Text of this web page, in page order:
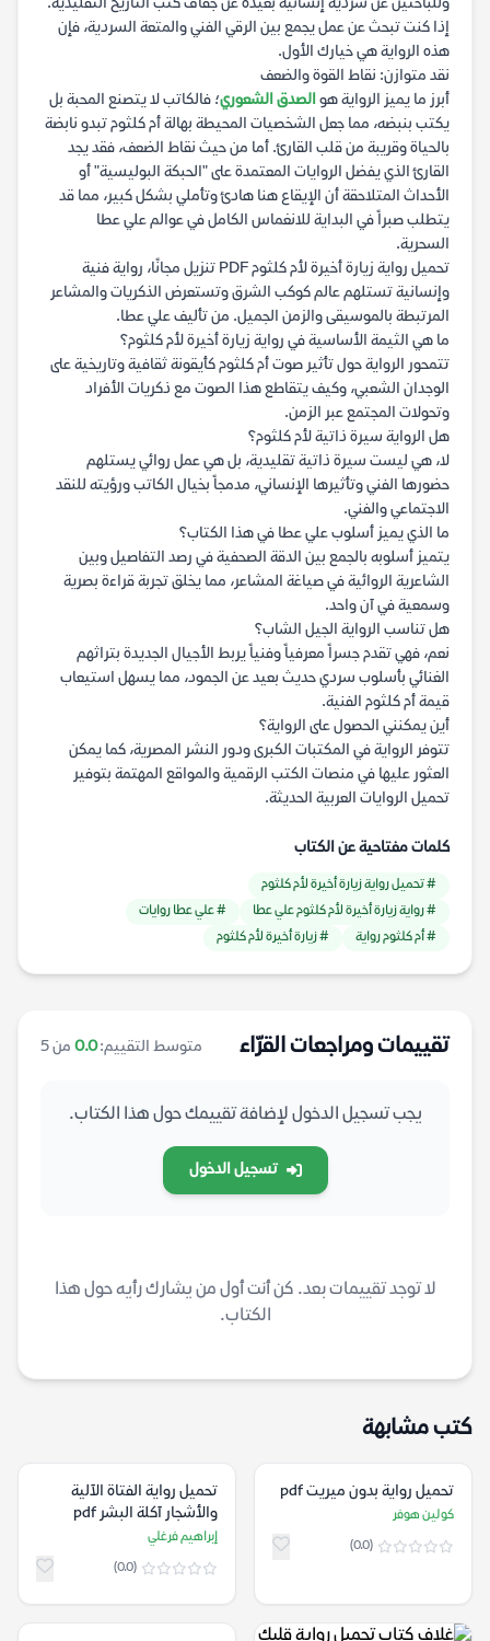
وللباحثين عن سردية إنسانية بعيدة عن جفاف كتب التاريخ التقليدية.
إذا كنت تبحث عن عمل يجمع بين الرقي الفني والمتعة السردية، فإن
هذه الرواية هي خيارك الأول.
نقد متوازن: نقاط القوة والضعف
أبرز ما يميز الرواية هوالصدق الشعوري؛ فالكاتب لا يتصنع المحبة بل
يكتب بنبضه، مما جعل الشخصيات المحيطة بهالة أم كلثوم تبدو نابضة
بالحياة وقريبة من قلب القارئ. أما من حيث نقاط الضعف، فقد يجد
القارئ الذي يفضل الروايات المعتمدة على "الحبكة البوليسية" أو
الأحداث المتلاحقة أن الإيقاع هنا هادئ وتأملي بشكل كبير، مما قد
يتطلب صبراً في البداية للانغماس الكامل في عوالم علي عطا
السحرية.
تحميل رواية زيارة أخيرة لأم كلثوم PDF تنزيل مجانًا، رواية فنية
وإنسانية تستلهم عالم كوكب الشرق وتستعرض الذكريات والمشاعر
المرتبطة بالموسيقى والزمن الجميل. من تأليف علي عطا.
ما هي الثيمة الأساسية في رواية زيارة أخيرة لأم كلثوم؟
تتمحور الرواية حول تأثير صوت أم كلثوم كأيقونة ثقافية وتاريخية على
الوجدان الشعبي، وكيف يتقاطع هذا الصوت مع ذكريات الأفراد
وتحولات المجتمع عبر الزمن.
هل الرواية سيرة ذاتية لأم كلثوم؟
لا، هي ليست سيرة ذاتية تقليدية، بل هي عمل روائي يستلهم
حضورها الفني وتأثيرها الإنساني، مدمجاً بخيال الكاتب ورؤيته للنقد
الاجتماعي والفني.
ما الذي يميز أسلوب علي عطا في هذا الكتاب؟
يتميز أسلوبه بالجمع بين الدقة الصحفية في رصد التفاصيل وبين
الشاعرية الروائية في صياغة المشاعر، مما يخلق تجربة قراءة بصرية
وسمعية في آن واحد.
هل تناسب الرواية الجيل الشاب؟
نعم، فهي تقدم جسراً معرفياً وفنياً يربط الأجيال الجديدة بتراثهم
الغنائي بأسلوب سردي حديث بعيد عن الجمود، مما يسهل استيعاب
قيمة أم كلثوم الفنية.
أين يمكنني الحصول على الرواية؟
تتوفر الرواية في المكتبات الكبرى ودور النشر المصرية، كما يمكن
العثور عليها في منصات الكتب الرقمية والمواقع المهتمة بتوفير
تحميل الروايات العربية الحديثة.
كلمات مفتاحية عن الكتاب
# تحميل رواية زيارة أخيرة لأم كلثوم
# رواية زيارة أخيرة لأم كلثوم علي عطا
# علي عطا روايات
# أم كلثوم رواية
# زيارة أخيرة لأم كلثوم
تقييمات ومراجعات القرّاء متوسط التقييم:0.0 من 5
يجب تسجيل الدخول لإضافة تقييمك حول هذا الكتاب.
تسجيل الدخول
لا توجد تقييمات بعد. كن أنت أول من يشارك رأيه حول هذا
الكتاب.
كتب مشابهة
تحميل رواية بدون ميريت pdf
كولين هوفر
(0.0)
تحميل رواية الفتاة الآلية
والأشجار آكلة البشر pdf
إبراهيم فرغلي
(0.0)